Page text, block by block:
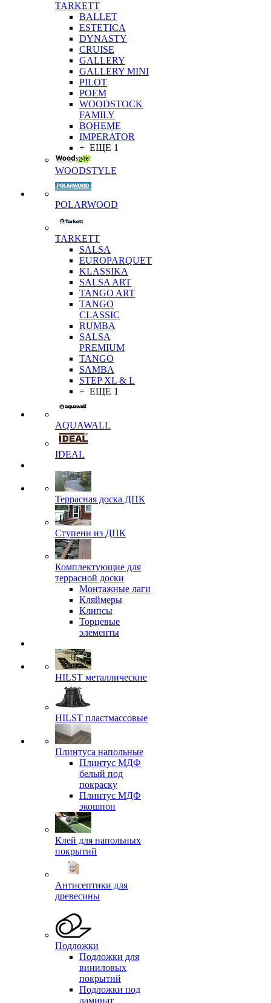
TARKETT
BALLET
ESTETICA
DYNASTY
CRUISE
GALLERY
GALLERY MINI
PILOT
POEM
WOODSTOCK
FAMILY
BOHEME
IMPERATOR
+ ЕЩЕ 1
WOODSTYLE
POLARWOOD
TARKETT
SALSA
EUROPARQUET
KLASSIKA
SALSA ART
TANGO ART
TANGO
CLASSIC
RUMBA
SALSA
PREMIUM
TANGO
SAMBA
STEP XL & L
+ ЕЩЕ 1
AQUAWALL
IDEAL
Террасная доска ДПК
Ступени из ДПК
Комплектующие для
террасной доски
Монтажные лаги
Кляймеры
Клипсы
Торцевые
элементы
HILST металлические
HILST пластмассовые
Плинтуса напольные
Плинтус МДФ
белый под
покраску
Плинтус МДФ
экошпон
Клей для напольных
покрытий
Антисептики для
древесины
Подложки
Подложки для
виниловых
покрытий
Подложки под
ламинат